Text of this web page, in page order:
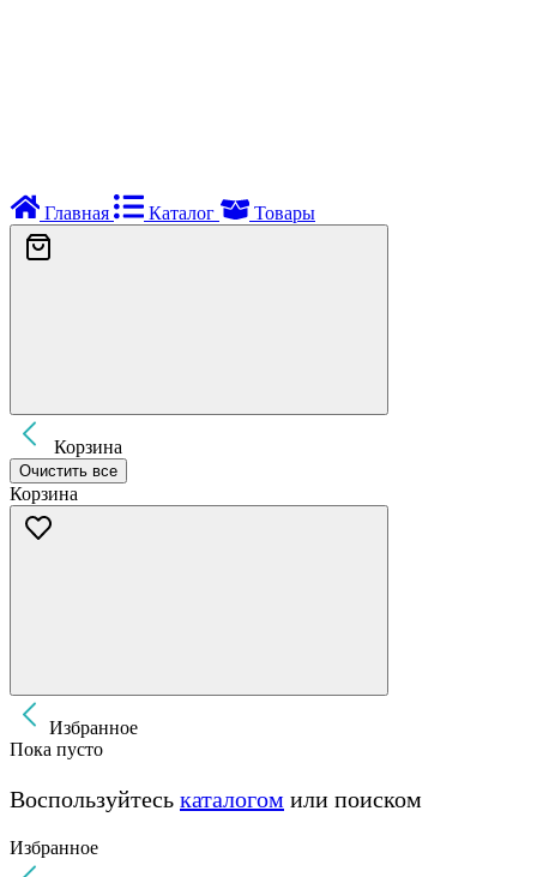
Главная Каталог Товары
Корзина
Очистить все
Корзина
Избранное
Пока пусто
Воспользуйтесь каталогом или поиском
Избранное